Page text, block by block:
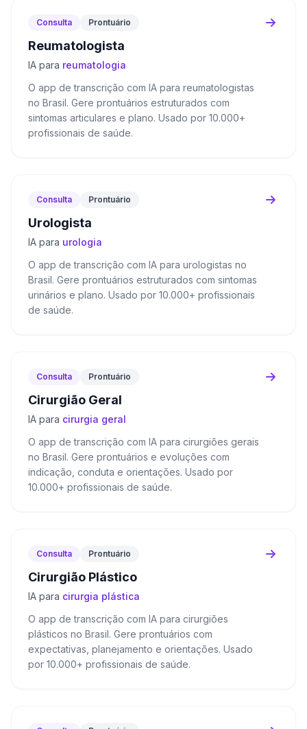
Consulta Prontuário
Reumatologista
IA para reumatologia
O app de transcrição com IA para reumatologistas
no Brasil. Gere prontuários estruturados com
sintomas articulares e plano. Usado por 10.000+
profissionais de saúde.
Consulta Prontuário
Urologista
IA para urologia
O app de transcrição com IA para urologistas no
Brasil. Gere prontuários estruturados com sintomas
urinários e plano. Usado por 10.000+ profissionais
de saúde.
Consulta Prontuário
Cirurgião Geral
IA para cirurgia geral
O app de transcrição com IA para cirurgiões gerais
no Brasil. Gere prontuários e evoluções com
indicação, conduta e orientações. Usado por
10.000+ profissionais de saúde.
Consulta Prontuário
Cirurgião Plástico
IA para cirurgia plástica
O app de transcrição com IA para cirurgiões
plásticos no Brasil. Gere prontuários com
expectativas, planejamento e orientações. Usado
por 10.000+ profissionais de saúde.